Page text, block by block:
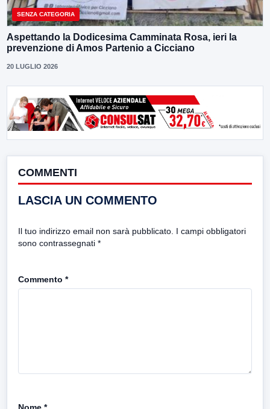
SENZA CATEGORIA
Aspettando la Dodicesima Camminata Rosa, ieri la
prevenzione di Amos Partenio a Cicciano
20 LUGLIO 2026
COMMENTI
LASCIA UN COMMENTO
Il tuo indirizzo email non sarà pubblicato. I campi obbligatori
sono contrassegnati *
Commento *